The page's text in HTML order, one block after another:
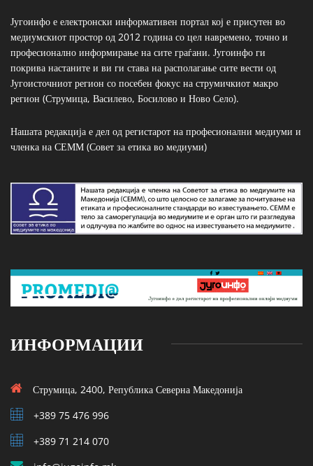
Југоинфо е електронски информативен портал кој е присутен во
медиумскиот простор од 2012 година со цел навремено, точно и
професионално информирање на сите граѓани. Југоинфо ги
покрива настаните и ви ги става на располагање сите вести од
Југоисточниот регион со посебен фокус на струмичкиот макро
регион (Струмица, Василево, Босилово и Ново Село).
Нашата редакција е дел од регистарот на професионални медиуми и
членка на СЕММ (Совет за етика во медиуми)
ИНФОРМАЦИИ
Струмица, 2400, Република Северна Македонија
+389 75 476 996
+389 71 214 070